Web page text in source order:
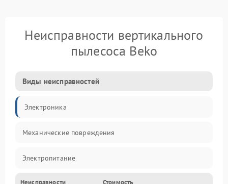
Неисправности вертикального
пылесоса Beko
Виды неисправностей
Электроника
Механические повреждения
Электропитание